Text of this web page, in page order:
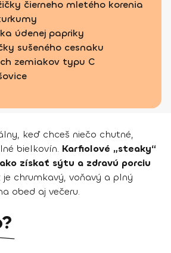
čierneho mletého korenia
údenej papriky
sušeného cesnaku
zemiakov typu C
keď chceš niečo chutné,
bielkovín. Karfiolové „steaky“
získať sýtu a zdravú porciu
je chrumkavý, voňavý a plný
obed aj večeru.